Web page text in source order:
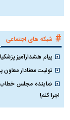
# شبکه های اجتماعی
پیام هشدارآمیز
توئیت معنادار معاون
نماینده مجلس خطاب
اجرا کنم!